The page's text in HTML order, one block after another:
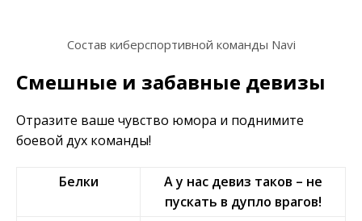
Состав киберспортивной команды Navi
Смешные и забавные девизы
Отразите ваше чувство юмора и поднимите
боевой дух команды!
Белки
А у нас девиз таков – не
пускать в дупло врагов!